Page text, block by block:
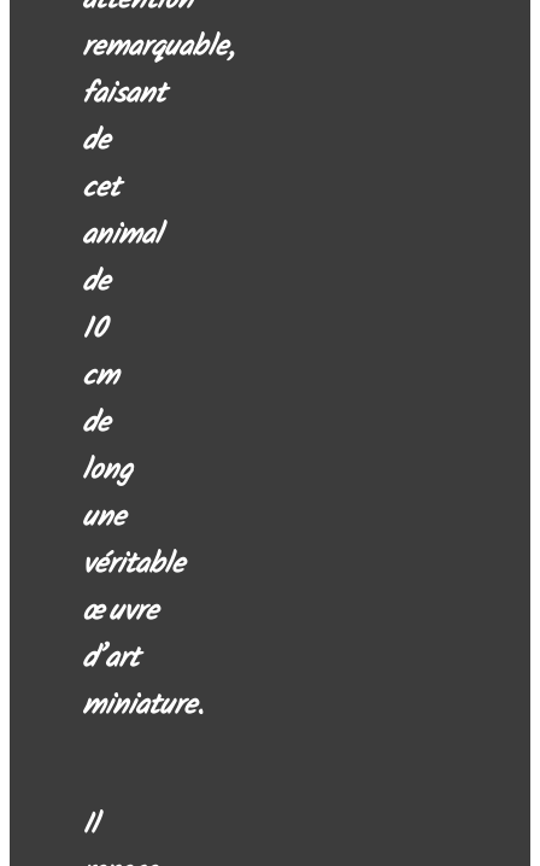
remarquable,
faisant
de
cet
animal
de
10
cm
de
long
une
véritable
œuvre
d’art
miniature.
Il